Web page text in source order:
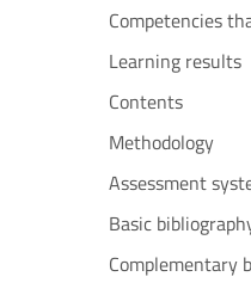
Competencies
Learning results
Contents
Methodology
Assessment
Basic
Complementary